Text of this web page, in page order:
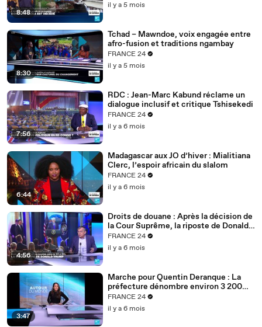
8:48
il y a 5 mois
8:30
Tchad – Mawndoe, voix engagée entre
afro-fusion et traditions ngambay
FRANCE 24
il y a 5 mois
7:56
RDC : Jean-Marc Kabund réclame un
dialogue inclusif et critique Tshisekedi
FRANCE 24
il y a 6 mois
6:44
Madagascar aux JO d’hiver : Mialitiana
Clerc, l’espoir africain du slalom
FRANCE 24
il y a 6 mois
4:56
Droits de douane : Après la décision de
la Cour Suprême, la riposte de Donald
Trump
FRANCE 24
il y a 6 mois
3:47
Marche pour Quentin Deranque : La
préfecture dénombre environ 3 200
personnes à Lyon
FRANCE 24
il y a 6 mois